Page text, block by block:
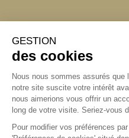
ABONNEZ-VOUS
Alternative:
presse@aialifedesigners.fr